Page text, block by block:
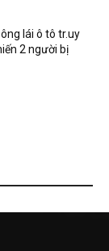
lái ô tô tr.uy
2 người bị